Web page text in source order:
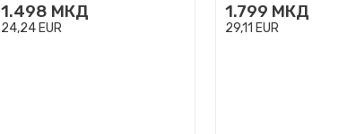
1.498 МКД
24,24 EUR
1.799 МКД
29,11 EUR